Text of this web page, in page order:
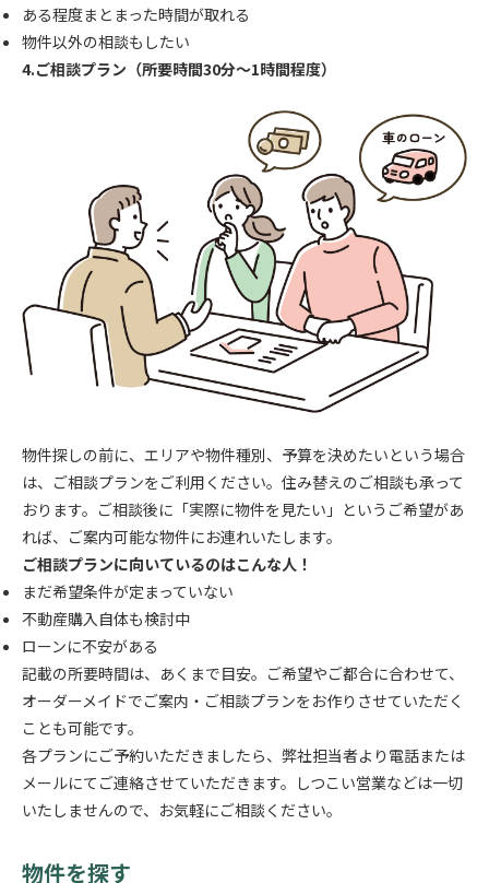
ある程度まとまった時間が取れる
物件以外の相談もしたい
4.ご相談プラン（所要時間30分〜1時間程度）
物件探しの前に、エリアや物件種別、予算を決めたいという場合
は、ご相談プランをご利用ください。住み替えのご相談も承って
おります。ご相談後に「実際に物件を見たい」というご希望があ
れば、ご案内可能な物件にお連れいたします。
ご相談プランに向いているのはこんな人！
まだ希望条件が定まっていない
不動産購入自体も検討中
ローンに不安がある
記載の所要時間は、あくまで目安。ご希望やご都合に合わせて、
オーダーメイドでご案内・ご相談プランをお作りさせていただく
ことも可能です。
各プランにご予約いただきましたら、弊社担当者より電話または
メールにてご連絡させていただきます。しつこい営業などは一切
いたしませんので、お気軽にご相談ください。
物件を探す